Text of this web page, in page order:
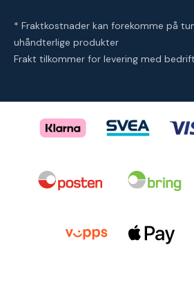
* Fraktkostnader kan forekomme på
uhåndterlige produkter
Frakt tilkommer for levering med